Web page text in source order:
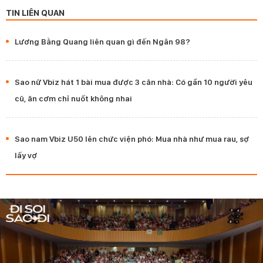
TIN LIÊN QUAN
Lương Bằng Quang liên quan gì đến Ngân 98?
Sao nữ Vbiz hát 1 bài mua được 3 căn nhà: Có gần 10 người yêu
cũ, ăn cơm chỉ nuốt không nhai
Sao nam Vbiz U50 lên chức viện phó: Mua nhà như mua rau, sợ
lấy vợ